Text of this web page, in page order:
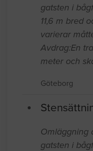
gatsten i
11,6 m bred
varierar
Avdrag:En
meter och
Göteborg
Omläggning
gatsten i